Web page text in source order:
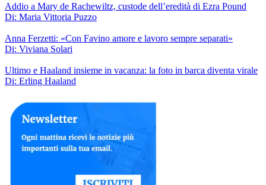
Addio a Mary de Rachewiltz, custode dell’eredità di Ezra Pound
Di: Maria Vittoria Puzzo
Anna Ferzetti: «Con Favino amore e lavoro sempre separati»
Di: Viviana Solari
Ultimo e Haaland insieme in vacanza: la foto in barca diventa virale
Di: Erling Haaland